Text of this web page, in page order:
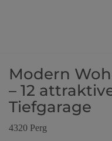
Modern
– 12
Tiefgarage
4320 Perg